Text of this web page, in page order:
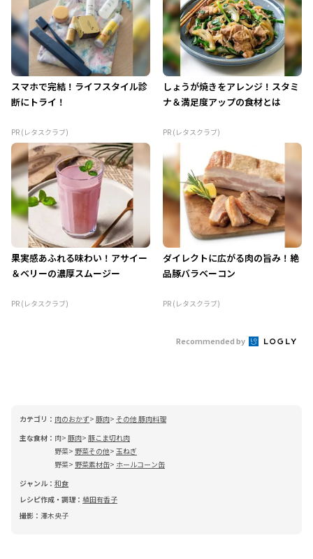
スマホで完結！ライフスタイル診
断にトライ！
PR (レタスクラブ)
しょうが焼きをアレンジ！スタミ
ナ＆満足度アップの食材とは
PR (レタスクラブ)
果実感あふれる味わい！アサイー
＆ベリーの濃厚スムージー
PR (レタスクラブ)
ダイレクトに広がる肉の旨み！絶
品豚バラベーコン
PR (レタスクラブ)
Recommended by
カテゴリ： 肉のおかず 豚肉 その他 豚肉料理
主な食材： 肉 豚肉 豚こま切れ肉
野菜
野菜その他 玉ねぎ
野菜
野菜素材缶
ホールコーン缶
ジャンル： 和食
レシピ作成・調理： 植田有香子
撮影： 澤木央子